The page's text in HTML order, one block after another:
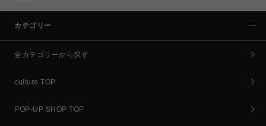
カテゴリー
全カテゴリーから探す
culture TOP
POP-UP SHOP TOP